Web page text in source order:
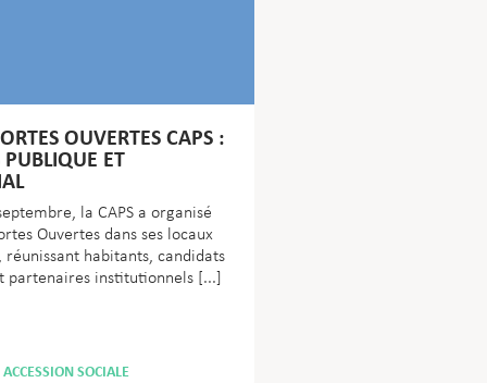
OUVERTES CAPS :
PUBLIQUE ET
la CAPS a organisé
Ouvertes dans ses locaux
réunissant habitants, candidats
partenaires institutionnels
ACCESSION SOCIALE